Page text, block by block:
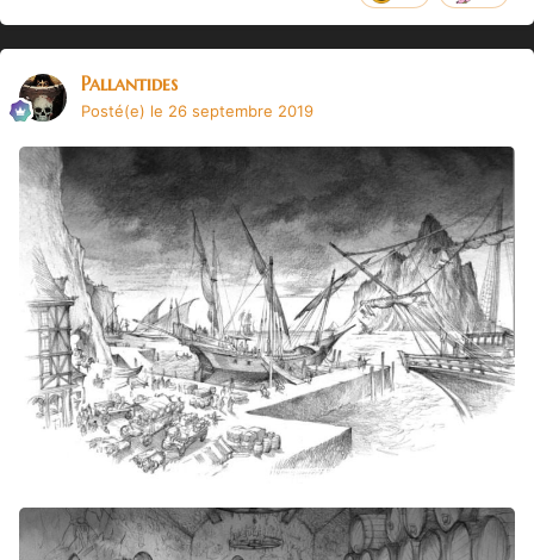
Pallantides
Posté(e) le 26 septembre 2019